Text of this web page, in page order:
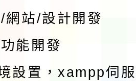
站/設計開發
能開發
設置，xampp伺